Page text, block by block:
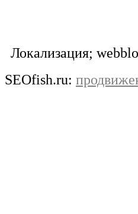
Локализация;
SEOfish.ru: